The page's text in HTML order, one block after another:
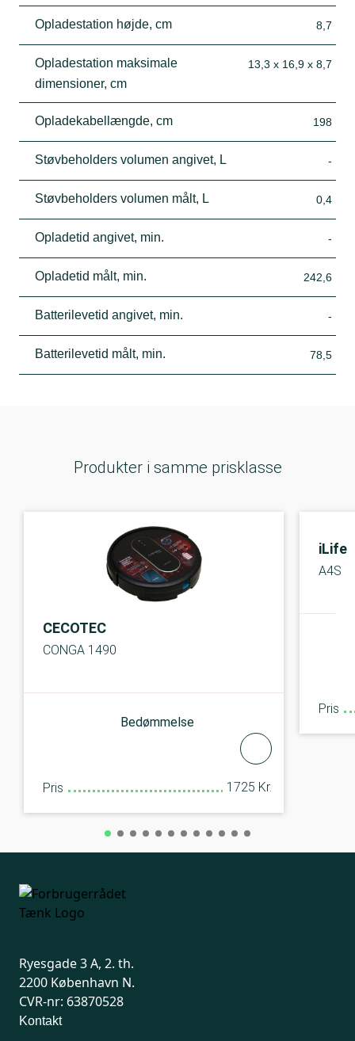
Opladestation højde, cm 8,7
Opladestation maksimale
dimensioner, cm
13,3 x 16,9 x 8,7
Opladekabellængde, cm 198
Støvbeholders volumen angivet, L -
Støvbeholders volumen målt, L 0,4
Opladetid angivet, min. -
Opladetid målt, min. 242,6
Batterilevetid angivet, min. -
Batterilevetid målt, min. 78,5
Produkter i samme prisklasse
CECOTEC
CONGA 1490
Bedømmelse
Pris 1725 Kr.
iLife
A4S
Pris
Ryesgade 3 A, 2. th.
2200 København N.
CVR-nr: 63870528
Kontakt